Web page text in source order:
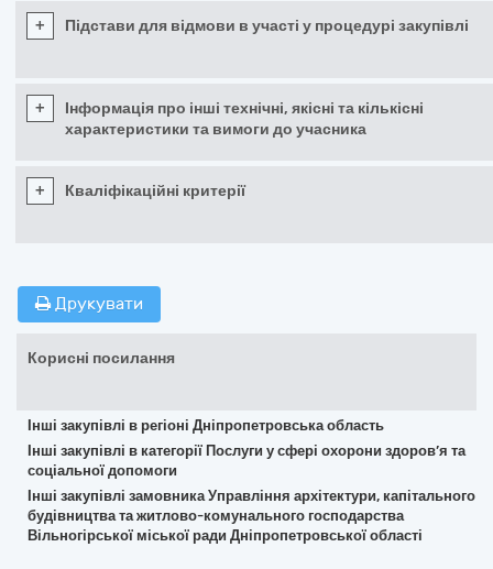
+ Підстави для відмови в участі у процедурі закупівлі
+
Інформація про інші технічні, якісні та кількісні
характеристики та вимоги до учасника
+ Кваліфікаційні критерії
Друкувати
Корисні посилання
Інші закупівлі в регіоні Дніпропетровська область
Інші закупівлі в категорії Послуги у сфері охорони здоров’я та
соціальної допомоги
Інші закупівлі замовника Управління архітектури, капітального
будівництва та житлово-комунального господарства
Вільногірської міської ради Дніпропетровської області